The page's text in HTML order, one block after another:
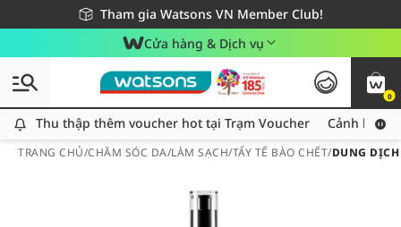
Tham gia Watsons VN Member Club!
Miễn phí giao hàng cho đơn hàng từ 249,000Đ
Giao hàng nhanh 24h - Áp dụng khu vực TP. Hồ Chí Minh
Cửa hàng & Dịch vụ
0
Thu thập thêm voucher hot tại Trạm Voucher
Thu thập thêm voucher hot tại Trạm Voucher Cảnh báo
TRANG CHỦ/CHĂM SÓC DA/LÀM SẠCH/TẨY TẾ BÀO CHẾT/DUNG